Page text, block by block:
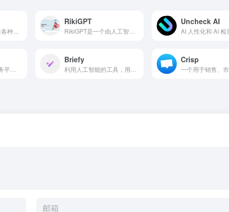
AI生成器，用于创建各种风格的定制艺术作品。
RikiGPT
RikiGPT是一个由人工智能驱动的平台，可以一键生成长达200页的学术研究论文，并且可以访问超过2亿的来源。它提供定制的独特论文，支持多语言翻译，由OpenAI的GPT-40提供动力。
Uncheck AI
一个 AI 自动化即服务平台，用于以固定月费自动化任务。
Briefy Crisp